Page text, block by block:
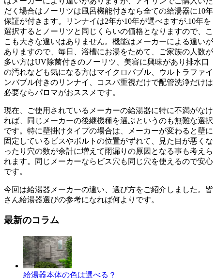
だく場合はノーリツは風呂機能付きなら全ての給湯器に10年
保証が付きます。リンナイは2年か10年が選べますが.10年を
選択するとノーリツと同じくらいの価格となりますので、こ
こも大きな違いはありません。機能はメーカーによる違いが
ありますので、毎日、浴槽にお湯をためて、ご家族の人数が
多い方はUV除菌付きのノーリツ、美容に興味があり排水口
の汚れなども気になる方はマイクロバブル、ウルトラファイ
ンバブル付きのリンナイ、コスパ重視だけで配管洗浄だけは
必要ならパロマがおススメです。
現在、ご使用されているメーカーの給湯器に特に不満がなけ
れば、同じメーカーの後継機種を選ぶというのも無難な選択
です。特に壁掛けタイプの場合は、メーカーが変わると壁に
固定しているビスやボルトの位置がずれて、見た目が悪くな
ったり穴の数が余計に増えて雨漏りの原因となる事も考えら
れます。同じメーカーならビス穴も同じ穴を使えるので安心
です。
今回は給湯器メーカーの違い、選び方をご紹介しました。皆
さん給湯器選びの参考になれば何よりです。
最新のコラム
給湯器本体の色は選べる？